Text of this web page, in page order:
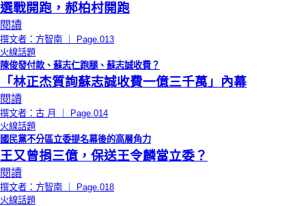
選戰開跑，郝柏村開跑
閱讀
撰文者：方智南 ｜ Page.013
火線話題
陳俊發付款、蘇志仁跑腿、蘇志誠收費？
「林正杰質詢蘇志誠收費一億三千萬」內幕
閱讀
撰文者：古 月 ｜ Page.014
火線話題
國民黨不分區立委提名幕後的高層角力
王又曾捐三億，保送王令麟當立委？
閱讀
撰文者：方智南 ｜ Page.018
火線話題